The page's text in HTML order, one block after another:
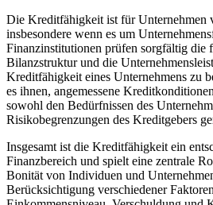
Die Kreditfähigkeit ist für Unternehmen
insbesondere wenn es um
Finanzinstitutionen prüfen sorgfältig die
Bilanzstruktur und die
Kreditfähigkeit eines Unternehmens zu
es ihnen, angemessene
sowohl den Bedürfnissen des
Risikobegrenzungen des Kreditgebers
Insgesamt ist die Kreditfähigkeit ein
Finanzbereich und spielt eine zentrale
Bonität von Individuen und
Berücksichtigung verschiedener